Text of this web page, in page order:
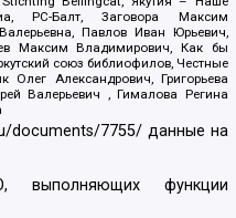
РС-Балт, Заговора Максим
Павлов Иван Юрьевич,
Максим Владимирович, Как бы
союз библиофилов, Честные
Олег Александрович, Григорьева
Валерьевич , Гималова Регина
documents/7755/ данные на
функции